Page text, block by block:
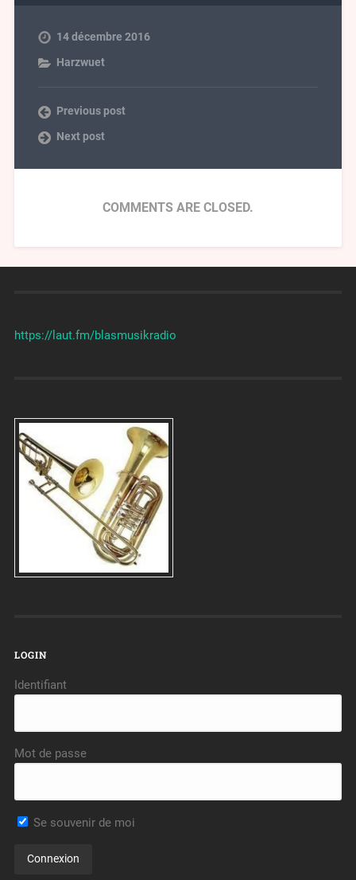
14 décembre 2016
Harzwuet
Previous post
Next post
COMMENTS ARE CLOSED.
https://laut.fm/blasmusikradio
LOGIN
Identifiant
Mot de passe
Se souvenir de moi